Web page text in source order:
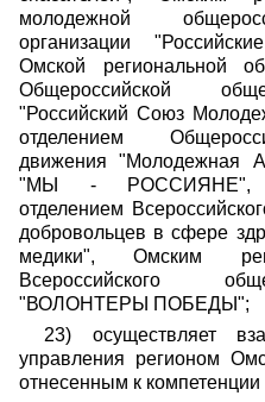
молодежной
организации
Омской региональной
Общероссийской
"Российский Союз
отделением
движения "Молодежная
"МЫ - РОССИЯНЕ",
отделением
добровольцев в сфере
медики", Омским
Всероссийского
"ВОЛОНТЕРЫ ПОБЕДЫ";
23) осуществляет
управления регионом
отнесенным к